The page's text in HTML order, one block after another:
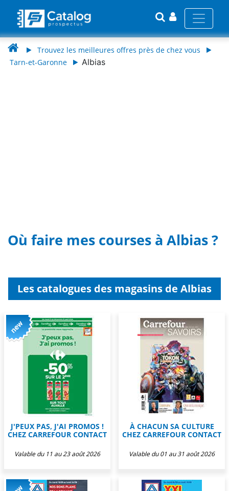
Trouvez les meilleures offres près de chez vous
Tarn-et-Garonne
Albias
Où faire mes courses à Albias ?
Les catalogues des magasins de Albias
J'PEUX PAS, J'AI PROMOS !
CHEZ CARREFOUR CONTACT
Valable du 11 au 23 août 2026
À CHACUN SA CULTURE
CHEZ CARREFOUR CONTACT
Valable du 01 au 31 août 2026